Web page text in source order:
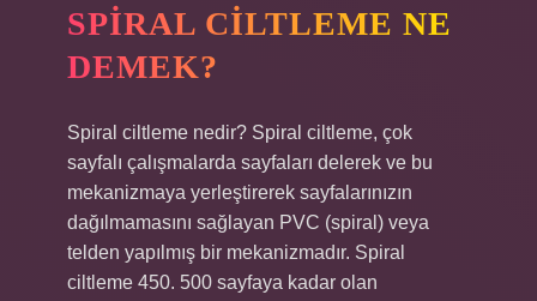
SPIRAL CILTLEME NE
DEMEK?
Spiral ciltleme nedir? Spiral ciltleme, çok
sayfalı çalışmalarda sayfaları delerek ve bu
mekanizmaya yerleştirerek sayfalarınızın
dağılmamasını sağlayan PVC (spiral) veya
telden yapılmış bir mekanizmadır. Spiral
ciltleme 450. 500 sayfaya kadar olan